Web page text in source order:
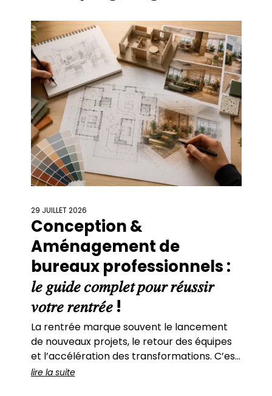
29 JUILLET 2026
Conception &
Aménagement de
bureaux professionnels :
𝑙𝑒 𝑔𝑢𝑖𝑑𝑒 𝑐𝑜𝑚𝑝𝑙𝑒𝑡 𝑝𝑜𝑢𝑟 𝑟𝑒́𝑢𝑠𝑠𝑖𝑟
𝑣𝑜𝑡𝑟𝑒 𝑟𝑒𝑛𝑡𝑟𝑒́𝑒 !
La rentrée marque souvent le lancement
de nouveaux projets, le retour des équipes
et l’accélération des transformations. C’est
aussi une période idéale pour repenser ses
lire la suite